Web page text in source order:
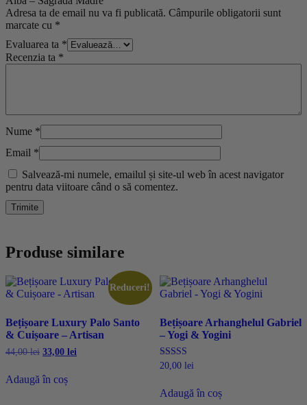
Adresa ta de email nu va fi publicată. Câmpurile obligatorii sunt
marcate cu *
Evaluarea ta *
Recenzia ta *
Nume *
Email *
Salvează-mi numele, emailul și site-ul web în acest navigator
pentru data viitoare când o să comentez.
Produse similare
Reduceri!
Bețișoare Luxury Palo Santo
& Cuișoare – Artisan
44,00lei Prețul
a
fost:
33,00 lei
Adaugă în coș
Bețișoare Arhanghelul Gabriel
– Yogi & Yogini
Evaluat la
20,00 lei
Adaugă în coș